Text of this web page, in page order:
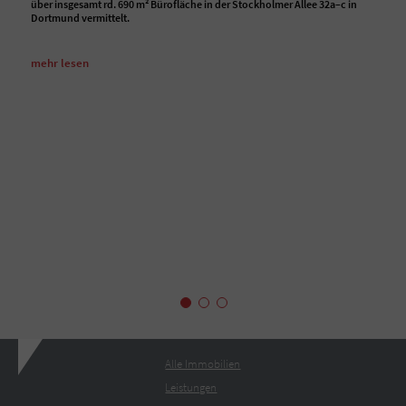
über insgesamt rd. 690 m² Bürofläche in der Stockholmer Allee 32a–c in
Dortmund vermittelt.
mehr lesen
Alle Immobilien
Leistungen